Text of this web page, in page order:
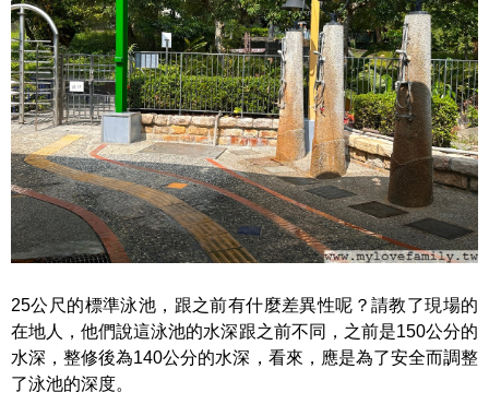
25公尺的標準泳池，跟之前有什麼差異性呢？請教了現場的
在地人，他們說這泳池的水深跟之前不同，之前是150公分的
水深，整修後為140公分的水深，看來，應是為了安全而調整
了泳池的深度。